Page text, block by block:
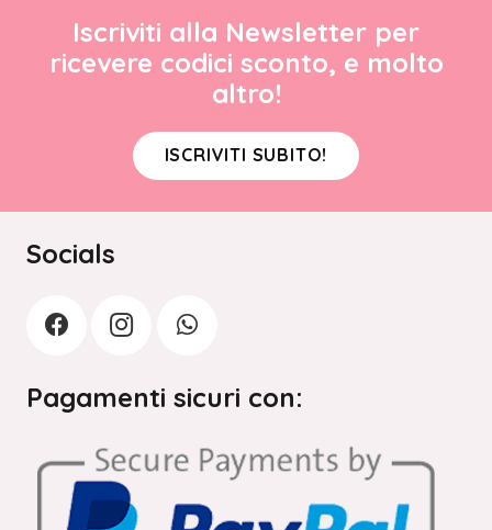
Iscriviti alla Newsletter per
ricevere codici sconto, e molto
altro!
ISCRIVITI SUBITO!
Socials
Pagamenti sicuri con: